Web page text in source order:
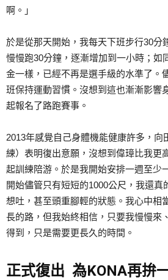
啊。」
於是從那天開始，我每天下班步行30分
慢慢跑30分鐘，逐漸增加到一小時；如
金一樣，已經不再是選手級的水準了。
班保持運動習慣。沒想到這也漸漸影響
起報名了路跑賽事。
2013年感覺自己身體機能健康許多，向
練）表明復出意願，沒想到偉璋比我更
起訓練陪游。於是我開始安排一週至少
開始儘管只有短短的1000公尺，我還真
想吐，甚至頭重腳輕的狀態。我心中相
長的路，但我始終相信，只要我慢慢來
得到，只是需要更長久的時間。
正式復出 為KONA再拚